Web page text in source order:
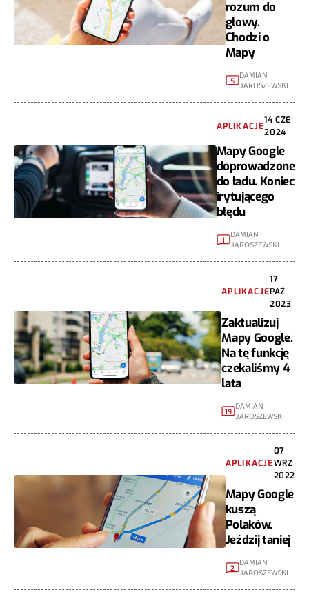
rozum do
głowy.
Chodzi o
Mapy
5 DAMIAN
JAROSZEWSKI
APLIKACJE
14 CZE
2024
Mapy Google
doprowadzone
do ładu. Koniec
irytującego
błędu
1
DAMIAN
JAROSZEWSKI
APLIKACJE
17
PAŹ
2023
Zaktualizuj
Mapy Google.
Na tę funkcję
czekaliśmy 4
lata
19 DAMIAN
JAROSZEWSKI
APLIKACJE
07
WRZ
2022
Mapy Google
kuszą
Polaków.
Jeździj taniej
2 DAMIAN
JAROSZEWSKI